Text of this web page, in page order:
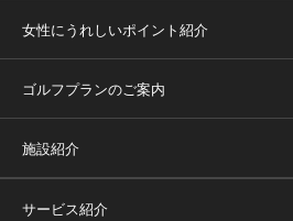
女性にうれしいポイント紹介
ゴルフプランのご案内
施設紹介
サービス紹介